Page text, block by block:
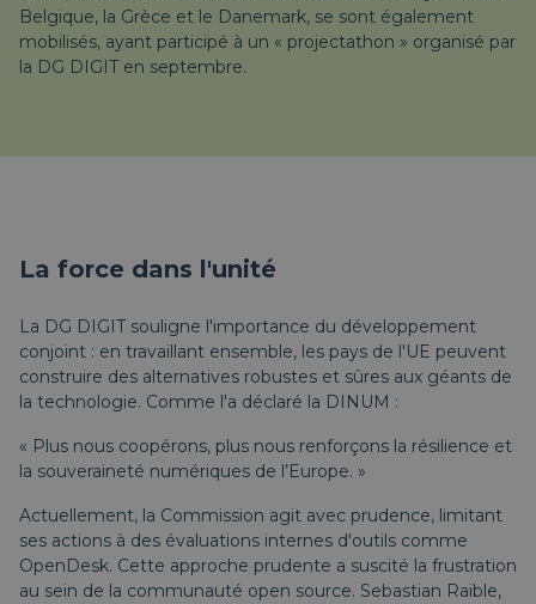
Belgique, la Grèce et le Danemark, se sont également
mobilisés, ayant participé à un « projectathon » organisé par
la DG DIGIT en septembre.
La force dans l'unité
La DG DIGIT souligne l'importance du développement
conjoint : en travaillant ensemble, les pays de l'UE peuvent
construire des alternatives robustes et sûres aux géants de
la technologie. Comme l'a déclaré la DINUM :
« Plus nous coopérons, plus nous renforçons la résilience et
la souveraineté numériques de l’Europe. »
Actuellement, la Commission agit avec prudence, limitant
ses actions à des évaluations internes d'outils comme
OpenDesk. Cette approche prudente a suscité la frustration
au sein de la communauté open source. Sebastian Raible,